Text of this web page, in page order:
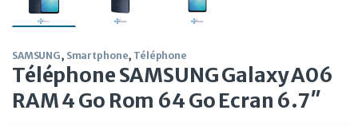
SAMSUNG, Smartphone, Téléphone
Téléphone SAMSUNG Galaxy A06
RAM 4 Go Rom 64 Go Ecran 6.7″